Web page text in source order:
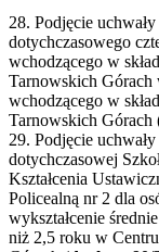
28. Podjęcie
dotychczasowego
wchodzącego w
Tarnowskich Górach
wchodzącego w
Tarnowskich Górach
29. Podjęcie
dotychczasowej
Kształcenia
Policealną nr 2 dla
wykształcenie
niż 2,5 roku w